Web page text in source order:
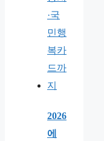
2026
에